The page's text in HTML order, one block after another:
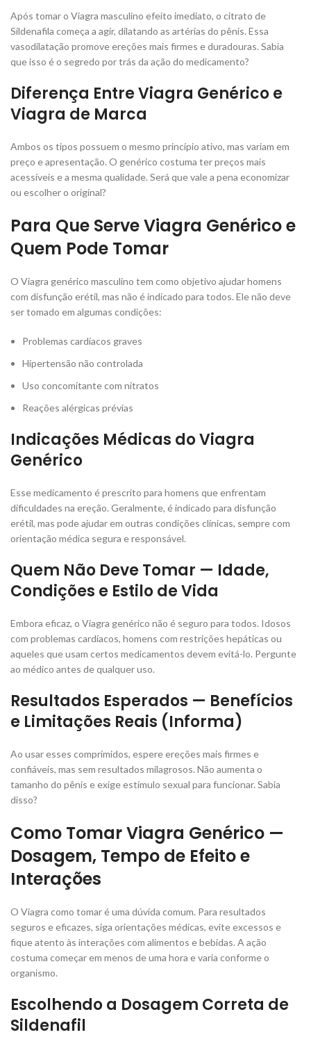
Após tomar o Viagra masculino efeito imediato, o citrato de
Sildenafila começa a agir, dilatando as artérias do pênis. Essa
vasodilatação promove ereções mais firmes e duradouras. Sabia
que isso é o segredo por trás da ação do medicamento?
Diferença Entre Viagra Genérico e
Viagra de Marca
Ambos os tipos possuem o mesmo princípio ativo, mas variam em
preço e apresentação. O genérico costuma ter preços mais
acessíveis e a mesma qualidade. Será que vale a pena economizar
ou escolher o original?
Para Que Serve Viagra Genérico e
Quem Pode Tomar
O Viagra genérico masculino tem como objetivo ajudar homens
com disfunção erétil, mas não é indicado para todos. Ele não deve
ser tomado em algumas condições:
Problemas cardíacos graves
Hipertensão não controlada
Uso concomitante com nitratos
Reações alérgicas prévias
Indicações Médicas do Viagra
Genérico
Esse medicamento é prescrito para homens que enfrentam
dificuldades na ereção. Geralmente, é indicado para disfunção
erétil, mas pode ajudar em outras condições clínicas, sempre com
orientação médica segura e responsável.
Quem Não Deve Tomar — Idade,
Condições e Estilo de Vida
Embora eficaz, o Viagra genérico não é seguro para todos. Idosos
com problemas cardíacos, homens com restrições hepáticas ou
aqueles que usam certos medicamentos devem evitá-lo. Pergunte
ao médico antes de qualquer uso.
Resultados Esperados — Benefícios
e Limitações Reais (Informa)
Ao usar esses comprimidos, espere ereções mais firmes e
confiáveis, mas sem resultados milagrosos. Não aumenta o
tamanho do pênis e exige estímulo sexual para funcionar. Sabia
disso?
Como Tomar Viagra Genérico —
Dosagem, Tempo de Efeito e
Interações
O Viagra como tomar é uma dúvida comum. Para resultados
seguros e eficazes, siga orientações médicas, evite excessos e
fique atento às interações com alimentos e bebidas. A ação
costuma começar em menos de uma hora e varia conforme o
organismo.
Escolhendo a Dosagem Correta de
Sildenafil